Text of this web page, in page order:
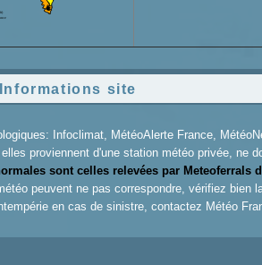
Informations site
Infoclimat, MétéoAlerte France,
proviennent d'une station météo privée, ne
sont celles relevées par Meteoferrals
peuvent ne pas correspondre, vérifiez bien
en cas de sinistre, contactez Météo